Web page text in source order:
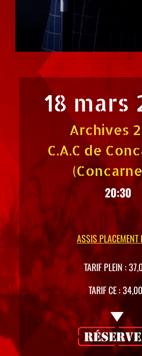
18 mars
Archives
C.A.C de
20:30
ASSIS PLACEMENT
TARIF PLEIN :
TARIF CE :